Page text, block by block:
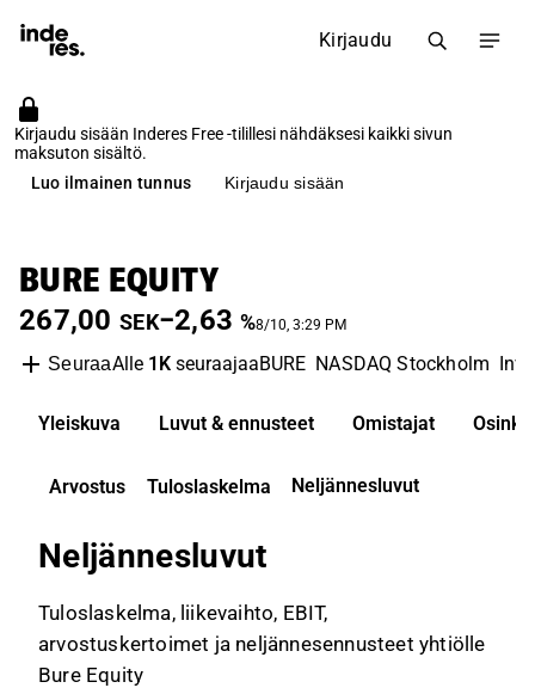
Kirjaudu
Kirjaudu sisään Inderes Free -tilillesi nähdäksesi kaikki sivun
maksuton sisältö.
Luo ilmainen tunnus
Kirjaudu sisään
BURE EQUITY
267,00 SEK−2,63 %8/10, 3:29 PM
SeuraaAlle 1KseuraajaaBURE NASDAQ Stockholm
Yleiskuva Luvut & ennusteet Omistajat Osinko
Arvostus Tuloslaskelma Neljännesluvut
Neljännesluvut
Tuloslaskelma, liikevaihto, EBIT,
arvostuskertoimet ja neljännesennusteet yhtiölle
Bure Equity